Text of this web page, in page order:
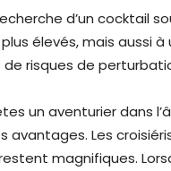
d’un cocktail
élevés, mais aussi
de risques de
un aventurier dans
avantages. Les
magnifiques.